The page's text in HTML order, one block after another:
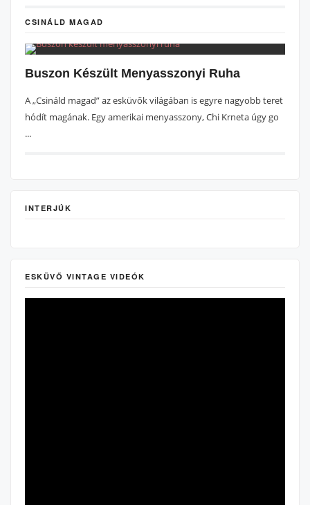
CSINÁLD MAGAD
Buszon Készült Menyasszonyi Ruha
A „Csináld magad” az esküvők világában is egyre nagyobb teret
hódít magának. Egy amerikai menyasszony, Chi Krneta úgy go
...
INTERJÚK
ESKÜVŐ VINTAGE VIDEÓK